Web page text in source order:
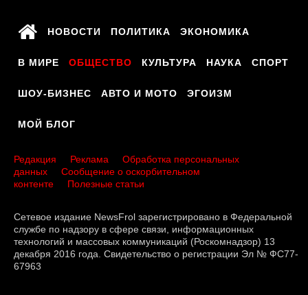
НОВОСТИ ПОЛИТИКА ЭКОНОМИКА
В МИРЕ ОБЩЕСТВО КУЛЬТУРА НАУКА СПОРТ
ШОУ-БИЗНЕС АВТО И МОТО ЭГОИЗМ
МОЙ БЛОГ
Редакция Реклама
Обработка персональных
данных
Сообщение о оскорбительном
контенте
Полезные статьи
Сетевое издание NewsFrol зарегистрировано в Федеральной
службе по надзору в сфере связи, информационных
технологий и массовых коммуникаций (Роскомнадзор) 13
декабря 2016 года. Свидетельство о регистрации Эл № ФС77-
67963